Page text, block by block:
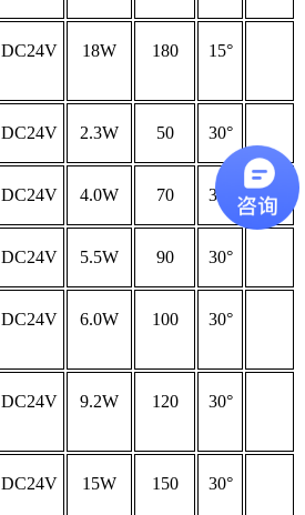
DC24V 18W 180 15°
DC24V 2.3W 50 30°
DC24V 4.0W 70 30°
DC24V 5.5W 90 30°
DC24V 6.0W 100 30°
DC24V 9.2W 120 30°
DC24V 15W 150 30°